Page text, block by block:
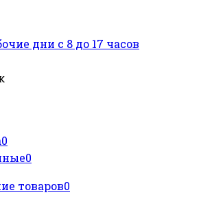
дни с 8 до 17 часов
0
0
товаров0